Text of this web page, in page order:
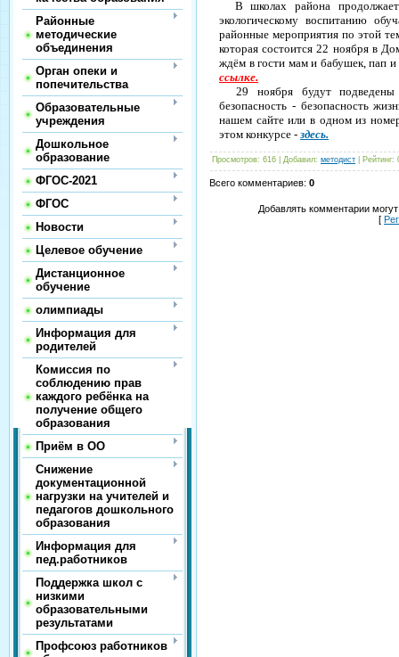
Районные
методические
объединения
Орган опеки и
попечительства
Образовательные
учреждения
Дошкольное
образование
ФГОС-2021
ФГОС
Новости
Целевое обучение
Дистанционное
обучение
олимпиады
Информация для
родителей
Комиссия по
соблюдению прав
каждого ребёнка на
получение общего
образования
Приём в ОО
Снижение
документационной
нагрузки на учителей и
педагогов дошкольного
образования
Информация для
пед.работников
Поддержка школ с
низкими
образовательными
результатами
Профсоюз работников
В школах района
экологическому воспитанию
районные мероприятия по этой
которая состоится 22 ноября в
ждём в гости мам и бабушек, пап
ссылке.
29 ноября будут подведены
безопасность - безопасность
нашем сайте или в одном из
этом конкурсе -здесь.
Просмотров: 616 Добавил: методист Рейтинг:
Всего комментариев: 0
Добавлять комментарии
[